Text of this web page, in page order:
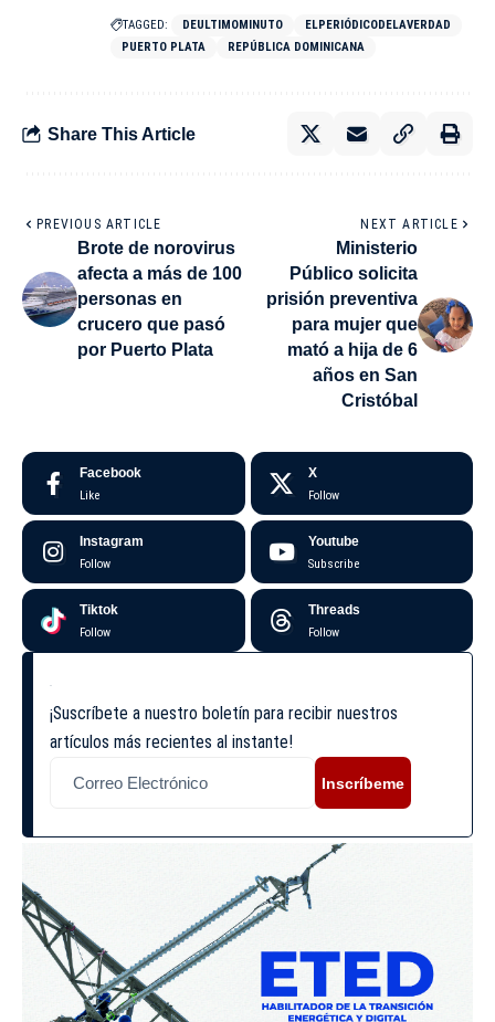
TAGGED: DEULTIMOMINUTO
ELPERIÓDICODELAVERDAD
PUERTO PLATA
REPÚBLICA DOMINICANA
Share This Article
PREVIOUS ARTICLE
Brote de norovirus
afecta a más de 100
personas en
crucero que pasó
por Puerto Plata
NEXT ARTICLE
Ministerio
Público solicita
prisión preventiva
para mujer que
mató a hija de 6
años en San
Cristóbal
Facebook
Like
X
Follow
Instagram
Follow
Youtube
Subscribe
Tiktok
Follow
Threads
Follow
¡Suscríbete a nuestro boletín para recibir nuestros
artículos más recientes al instante!
Inscríbeme